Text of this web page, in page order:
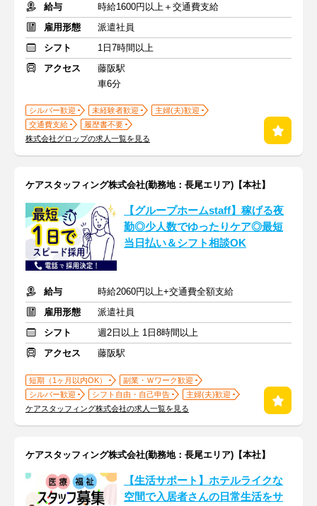
給与
時給1600円以上＋交通費支給
雇用形態
派遣社員
シフト
1日7時間以上
アクセス
藤阪駅
車6分
シルバー歓迎 未経験者歓迎
主婦(夫)歓迎
交通費支給
履歴書不要
株式会社グロップの求人一覧を見る
ケアスタッフィング株式会社(勤務地：長尾エリア)【本社】
【グループホームstaff】稼げる夜
勤◎少人数でゆったりケア◎最短
当日払い＆シフト相談OK
給与
時給2060円以上+交通費全額支給
雇用形態
派遣社員
シフト
週2日以上 1日8時間以上
アクセス
藤阪駅
短期（1ヶ月以内OK）
副業・Ｗワーク歓迎
シルバー歓迎
シフト自由・自己申告
主婦(夫)歓迎
ケアスタッフィング株式会社の求人一覧を見る
ケアスタッフィング株式会社(勤務地：長尾エリア)【本社】
【生活サポート】ホテルライクな
空間で入居者さんの日常生活をサ